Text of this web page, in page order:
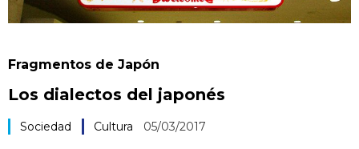
Français
Tecnología
Fragmentos de Japón
Los dialectos del japonés
Sociedad Cultura 05/03/2017